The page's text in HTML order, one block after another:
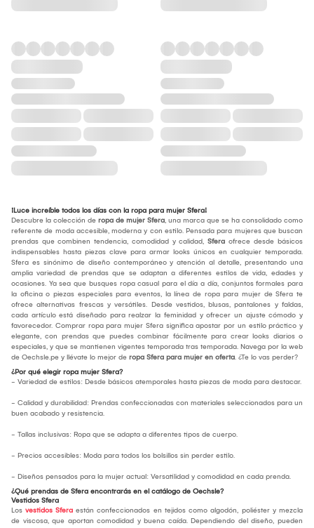
¡Luce increíble todos los días con la ropa para mujer Sfera!
Descubre la colección de ropa de mujer Sfera, una marca que se ha consolidado como
referente de moda accesible, moderna y con estilo. Pensada para mujeres que buscan
prendas que combinen tendencia, comodidad y calidad, Sfera ofrece desde básicos
indispensables hasta piezas clave para armar looks únicos en cualquier temporada.
Sfera es sinónimo de diseño contemporáneo y atención al detalle, presentando una
amplia variedad de prendas que se adaptan a diferentes estilos de vida, edades y
ocasiones. Ya sea que busques ropa casual para el día a día, conjuntos formales para
la oficina o piezas especiales para eventos, la línea de ropa para mujer de Sfera te
ofrece alternativas frescas y versátiles. Desde vestidos, blusas, pantalones y faldas,
cada artículo está diseñado para realzar la feminidad y ofrecer un ajuste cómodo y
favorecedor. Comprar ropa para mujer Sfera significa apostar por un estilo práctico y
elegante, con prendas que puedes combinar fácilmente para crear looks diarios o
especiales, y que se mantienen vigentes temporada tras temporada. Navega por la web
de Oechsle.pe y llévate lo mejor de ropa Sfera para mujer en oferta. ¿Te lo vas perder?
¿Por qué elegir ropa mujer Sfera?
- Variedad de estilos: Desde básicos atemporales hasta piezas de moda para destacar.
- Calidad y durabilidad: Prendas confeccionadas con materiales seleccionados para un
buen acabado y resistencia.
- Tallas inclusivas: Ropa que se adapta a diferentes tipos de cuerpo.
- Precios accesibles: Moda para todos los bolsillos sin perder estilo.
- Diseños pensados para la mujer actual: Versatilidad y comodidad en cada prenda.
¿Qué prendas de Sfera encontrarás en el catálogo de Oechsle?
Vestidos Sfera
Los vestidos Sfera están confeccionados en tejidos como algodón, poliéster y mezcla
de viscosa, que aportan comodidad y buena caída. Dependiendo del diseño, pueden